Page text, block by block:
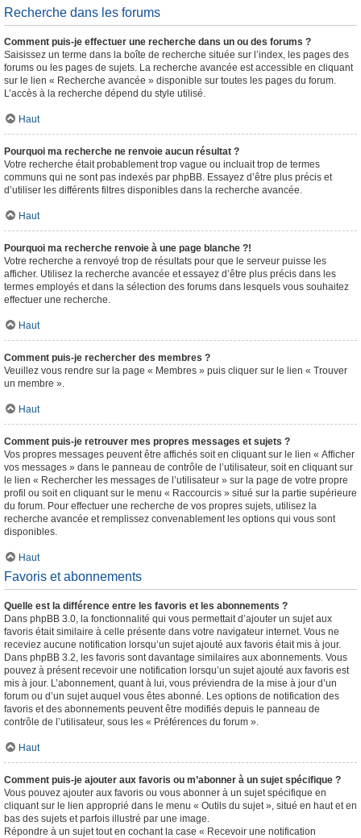
Recherche dans les forums
Comment puis-je effectuer une recherche dans un ou des forums ?
Saisissez un terme dans la boîte de recherche située sur l’index, les pages des
forums ou les pages de sujets. La recherche avancée est accessible en cliquant
sur le lien « Recherche avancée » disponible sur toutes les pages du forum.
L’accès à la recherche dépend du style utilisé.
Haut
Pourquoi ma recherche ne renvoie aucun résultat ?
Votre recherche était probablement trop vague ou incluait trop de termes
communs qui ne sont pas indexés par phpBB. Essayez d’être plus précis et
d’utiliser les différents filtres disponibles dans la recherche avancée.
Haut
Pourquoi ma recherche renvoie à une page blanche ?!
Votre recherche a renvoyé trop de résultats pour que le serveur puisse les
afficher. Utilisez la recherche avancée et essayez d’être plus précis dans les
termes employés et dans la sélection des forums dans lesquels vous souhaitez
effectuer une recherche.
Haut
Comment puis-je rechercher des membres ?
Veuillez vous rendre sur la page « Membres » puis cliquer sur le lien « Trouver
un membre ».
Haut
Comment puis-je retrouver mes propres messages et sujets ?
Vos propres messages peuvent être affichés soit en cliquant sur le lien « Afficher
vos messages » dans le panneau de contrôle de l’utilisateur, soit en cliquant sur
le lien « Rechercher les messages de l’utilisateur » sur la page de votre propre
profil ou soit en cliquant sur le menu « Raccourcis » situé sur la partie supérieure
du forum. Pour effectuer une recherche de vos propres sujets, utilisez la
recherche avancée et remplissez convenablement les options qui vous sont
disponibles.
Haut
Favoris et abonnements
Quelle est la différence entre les favoris et les abonnements ?
Dans phpBB 3.0, la fonctionnalité qui vous permettait d’ajouter un sujet aux
favoris était similaire à celle présente dans votre navigateur internet. Vous ne
receviez aucune notification lorsqu’un sujet ajouté aux favoris était mis à jour.
Dans phpBB 3.2, les favoris sont davantage similaires aux abonnements. Vous
pouvez à présent recevoir une notification lorsqu’un sujet ajouté aux favoris est
mis à jour. L’abonnement, quant à lui, vous préviendra de la mise à jour d’un
forum ou d’un sujet auquel vous êtes abonné. Les options de notification des
favoris et des abonnements peuvent être modifiés depuis le panneau de
contrôle de l’utilisateur, sous les « Préférences du forum ».
Haut
Comment puis-je ajouter aux favoris ou m’abonner à un sujet spécifique ?
Vous pouvez ajouter aux favoris ou vous abonner à un sujet spécifique en
cliquant sur le lien approprié dans le menu « Outils du sujet », situé en haut et en
bas des sujets et parfois illustré par une image.
Répondre à un sujet tout en cochant la case « Recevoir une notification